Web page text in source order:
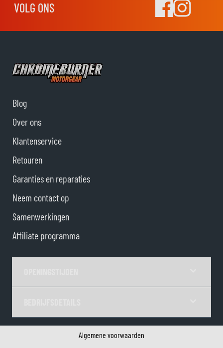
VOLG ONS
Blog
Over ons
Klantenservice
Retouren
Garanties en reparaties
Neem contact op
Samenwerkingen
Affiliate programma
Algemene voorwaarden